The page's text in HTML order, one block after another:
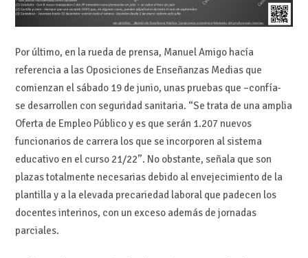
Por último, en la rueda de prensa, Manuel Amigo hacía
referencia a las Oposiciones de Enseñanzas Medias que
comienzan el sábado 19 de junio, unas pruebas que –confía-
se desarrollen con seguridad sanitaria. “Se trata de una amplia
Oferta de Empleo Público y es que serán 1.207 nuevos
funcionarios de carrera los que se incorporen al sistema
educativo en el curso 21/22”. No obstante, señala que son
plazas totalmente necesarias debido al envejecimiento de la
plantilla y a la elevada precariedad laboral que padecen los
docentes interinos, con un exceso además de jornadas
parciales.